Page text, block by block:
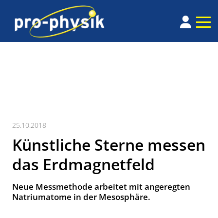
25.10.2018
Künstliche Sterne messen
das Erdmagnetfeld
Neue Messmethode arbeitet mit angeregten
Natriumatome in der Mesosphäre.